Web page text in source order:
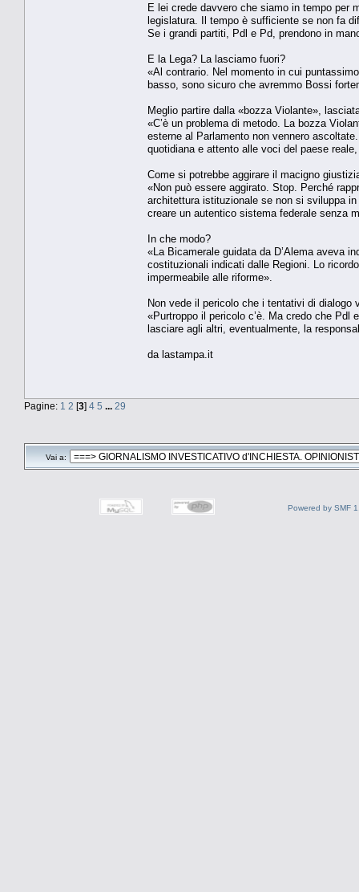
E lei crede davvero che siamo in tempo per
legislatura. Il tempo è sufficiente se non fa
Se i grandi partiti, Pdl e Pd, prendono in
E la Lega? La lasciamo fuori?
«Al contrario. Nel momento in cui
basso, sono sicuro che avremmo Bossi
Meglio partire dalla «bozza Violante»,
«C’è un problema di metodo. La bozza
esterne al Parlamento non vennero
quotidiana e attento alle voci del paese
Come si potrebbe aggirare il macigno
«Non può essere aggirato. Stop. Perché
architettura istituzionale se non si sviluppa
creare un autentico sistema federale senza
In che modo?
«La Bicamerale guidata da D’Alema aveva
costituzionali indicati dalle Regioni. Lo
impermeabile alle riforme».
Non vede il pericolo che i tentativi di dialogo
«Purtroppo il pericolo c’è. Ma credo che Pdl
lasciare agli altri, eventualmente, la
da lastampa.it
Pagine: 1 2 [3] 4 5 ... 29
Vai a:
Powered by SMF